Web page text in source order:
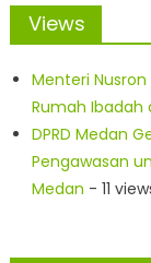
Views
Menteri
Rumah Ibadah
DPRD Medan
Pengawasan
Medan - 11